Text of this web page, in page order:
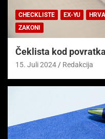
CHECKLISTE EX-YU
ZAKONI
Čeklista kod
15. Juli 2024 Redakcija